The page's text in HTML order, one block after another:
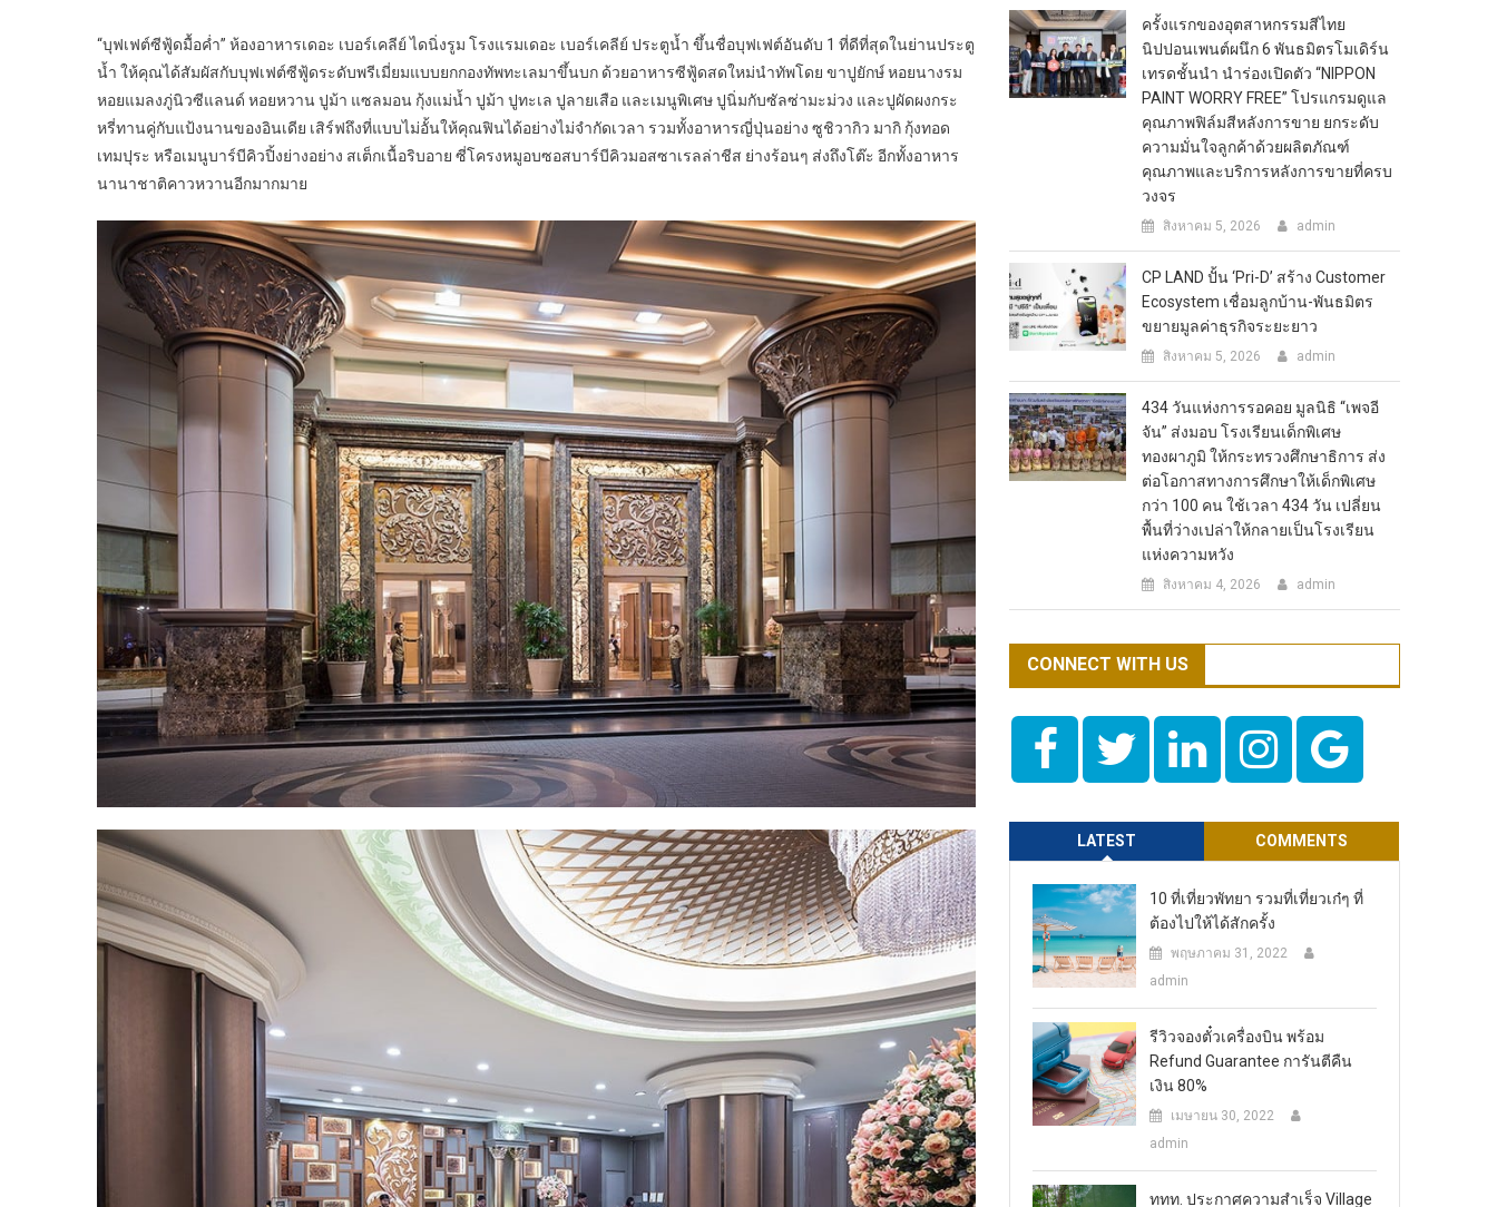
“บุฟเฟต์ซีฟู้ดมื้อค่ำ” ห้องอาหารเดอะ เบอร์เคลีย์ ไดนิ่งรูม โรงแรมเดอะ เบอร์เคลีย์ ประตูน้ำ ขึ้นชื่อบุฟเฟต์อันดับ 1 ที่ดีที่สุดในย่านประตู
น้ำ ให้คุณได้สัมผัสกับบุฟเฟต์ซีฟู้ดระดับพรีเมี่ยมแบบยกกองทัพทะเลมาขึ้นบก ด้วยอาหารซีฟู้ดสดใหม่นำทัพโดย ขาปูยักษ์ หอยนางรม
หอยแมลงภู่นิวซีแลนด์ หอยหวาน ปูม้า แซลมอน กุ้งแม่น้ำ ปูม้า ปูทะเล ปูลายเสือ และเมนูพิเศษ ปูนิ่มกับซัลซ่ามะม่วง และปูผัดผงกระ
หรี่ทานคู่กับแป้งนานของอินเดีย เสิร์ฟถึงที่แบบไม่อั้นให้คุณฟินได้อย่างไม่จำกัดเวลา รวมทั้งอาหารญี่ปุ่นอย่าง ซูชิวากิว มากิ กุ้งทอด
เทมปุระ หรือเมนูบาร์บีคิวปิ้งย่างอย่าง สเต็กเนื้อริบอาย ซี่โครงหมูอบซอสบาร์บีคิวมอสซาเรลล่าชีส ย่างร้อนๆ ส่งถึงโต๊ะ อีกทั้งอาหาร
นานาชาติคาวหวานอีกมากมาย
ครั้งแรกของอุตสาหกรรมสีไทย
นิปปอนเพนต์ผนึก 6 พันธมิตรโมเดิร์น
เทรดชั้นนำ นำร่องเปิดตัว “NIPPON
PAINT WORRY FREE” โปรแกรมดูแล
คุณภาพฟิล์มสีหลังการขาย ยกระดับ
ความมั่นใจลูกค้าด้วยผลิตภัณฑ์
คุณภาพและบริการหลังการขายที่ครบ
วงจร
สิงหาคม 5, 2026 admin
CP LAND ปั้น ‘Pri-D’ สร้าง Customer
Ecosystem เชื่อมลูกบ้าน-พันธมิตร
ขยายมูลค่าธุรกิจระยะยาว
สิงหาคม 5, 2026 admin
434 วันแห่งการรอคอย มูลนิธิ “เพจอี
จัน” ส่งมอบ โรงเรียนเด็กพิเศษ
ทองผาภูมิ ให้กระทรวงศึกษาธิการ ส่ง
ต่อโอกาสทางการศึกษาให้เด็กพิเศษ
กว่า 100 คน ใช้เวลา 434 วัน เปลี่ยน
พื้นที่ว่างเปล่าให้กลายเป็นโรงเรียน
แห่งความหวัง
สิงหาคม 4, 2026 admin
CONNECT WITH US
LATEST COMMENTS
10 ที่เที่ยวพัทยา รวมที่เที่ยวเก๋ๆ ที่
ต้องไปให้ได้สักครั้ง
พฤษภาคม 31, 2022
admin
รีวิวจองตั๋วเครื่องบิน พร้อม
Refund Guarantee การันตีคืน
เงิน 80%
เมษายน 30, 2022
admin
ททท. ประกาศความสำเร็จ Village